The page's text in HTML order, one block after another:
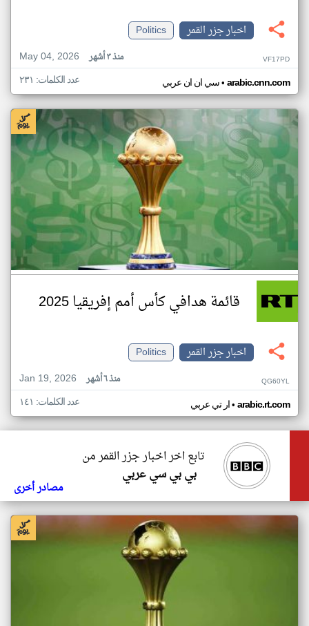
اخبار جزر القمر
Politics
May 04, 2026
منذ ٣ أشهر VF17PD
سي ان ان عربي• arabic.cnn.com عدد الكلمات: ٢٣١
قائمة هدافي كأس أمم إفريقيا 2025
اخبار جزر القمر
Politics
Jan 19, 2026
منذ ٦ أشهر QG60YL
ار تي عربي• arabic.rt.com عدد الكلمات: ١٤١
تابع اخر اخبار جزر القمر من
بي بي سي عربي
مصادر أخرى